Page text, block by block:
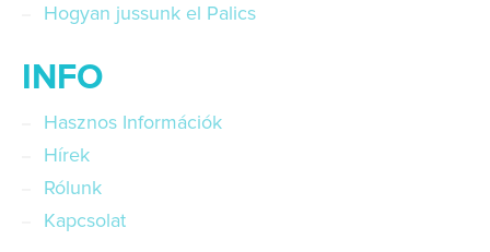
Hogyan jussunk el Palics
INFO
Hasznos Információk
Hírek
Rólunk
Kapcsolat